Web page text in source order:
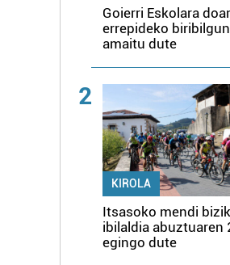
Goierri Eskolara
errepideko
amaitu dute
2
KIROLA
Itsasoko mendi
ibilaldia abuztuaren
egingo dute